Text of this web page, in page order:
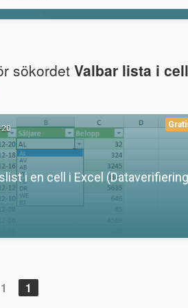
sökordet Valbar lista i cell
i en cell i Excel
1